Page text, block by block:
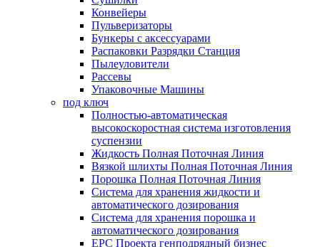
Конвейеры
Пульверизаторы
Бункеры с аксессуарами
Распаковки Разрядки Станция
Пылеуловители
Рассевы
Упаковочные Машины
под ключ
Полностью-автоматическая
высокоскоростная система изготовления
суспензии
Жидкость Полная Поточная Линия
Вязкой шлихты Полная Поточная Линия
Порошка Полная Поточная Линия
Система для хранения жидкости и
автоматического дозирования
Система для хранения порошка и
автоматического дозирования
EPC Проекта генподрядный бизнес